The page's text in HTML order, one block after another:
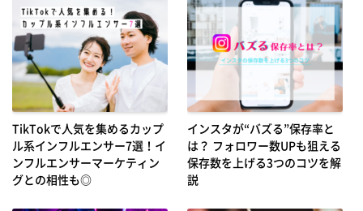
TikTokで人気を集めるカップ
ル系インフルエンサー7選！イ
ンフルエンサーマーケティン
グとの相性も◎
インスタが“バズる”保存率と
は？ フォロワー数UPも狙える
保存数を上げる3つのコツを解
説